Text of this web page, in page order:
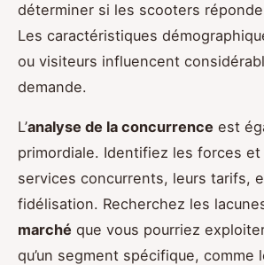
déterminer si les scooters
Les caractéristiques
ou visiteurs influencent
demande.
L’analyse de la concurrence est
primordiale. Identifiez les forces
services concurrents, leurs tarifs,
fidélisation. Recherchez les
marché que vous pourriez
qu’un segment spécifique, comme